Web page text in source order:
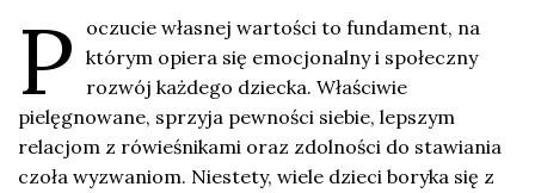
P
oczucie własnej wartości to fundament, na
którym opiera się emocjonalny i społeczny
rozwój każdego dziecka. Właściwie
pielęgnowane, sprzyja pewności siebie, lepszym
relacjom z rówieśnikami oraz zdolności do stawiania
czoła wyzwaniom. Niestety, wiele dzieci boryka się z